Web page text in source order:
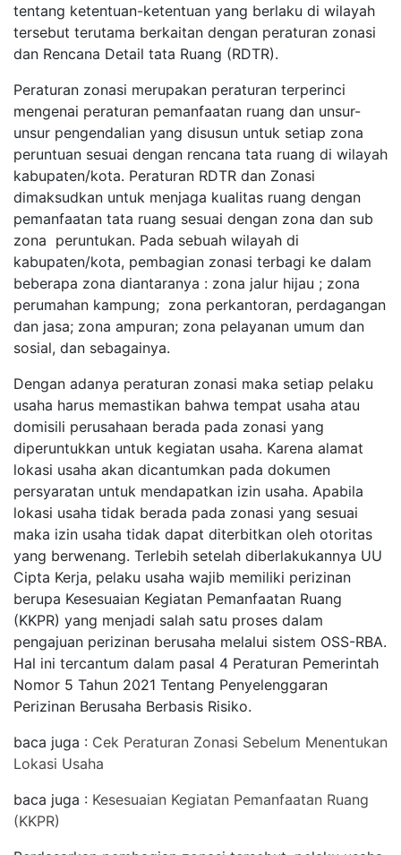
tentang ketentuan-ketentuan yang berlaku di wilayah
tersebut terutama berkaitan dengan peraturan zonasi
dan Rencana Detail tata Ruang (RDTR).
Peraturan zonasi merupakan peraturan terperinci
mengenai peraturan pemanfaatan ruang dan unsur-
unsur pengendalian yang disusun untuk setiap zona
peruntuan sesuai dengan rencana tata ruang di wilayah
kabupaten/kota. Peraturan RDTR dan Zonasi
dimaksudkan untuk menjaga kualitas ruang dengan
pemanfaatan tata ruang sesuai dengan zona dan sub
zona peruntukan. Pada sebuah wilayah di
kabupaten/kota, pembagian zonasi terbagi ke dalam
beberapa zona diantaranya : zona jalur hijau ; zona
perumahan kampung; zona perkantoran, perdagangan
dan jasa; zona ampuran; zona pelayanan umum dan
sosial, dan sebagainya.
Dengan adanya peraturan zonasi maka setiap pelaku
usaha harus memastikan bahwa tempat usaha atau
domisili perusahaan berada pada zonasi yang
diperuntukkan untuk kegiatan usaha. Karena alamat
lokasi usaha akan dicantumkan pada dokumen
persyaratan untuk mendapatkan izin usaha. Apabila
lokasi usaha tidak berada pada zonasi yang sesuai
maka izin usaha tidak dapat diterbitkan oleh otoritas
yang berwenang. Terlebih setelah diberlakukannya UU
Cipta Kerja, pelaku usaha wajib memiliki perizinan
berupa Kesesuaian Kegiatan Pemanfaatan Ruang
(KKPR) yang menjadi salah satu proses dalam
pengajuan perizinan berusaha melalui sistem OSS-RBA.
Hal ini tercantum dalam pasal 4 Peraturan Pemerintah
Nomor 5 Tahun 2021 Tentang Penyelenggaran
Perizinan Berusaha Berbasis Risiko.
baca juga : Cek Peraturan Zonasi Sebelum Menentukan
Lokasi Usaha
baca juga : Kesesuaian Kegiatan Pemanfaatan Ruang
(KKPR)